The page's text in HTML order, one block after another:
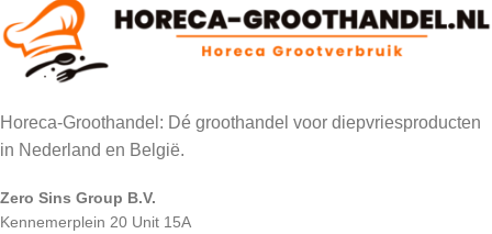
Horeca-Groothandel: Dé groothandel voor diepvriesproducten
in Nederland en België.
Zero Sins Group B.V.
Kennemerplein 20 Unit 15A